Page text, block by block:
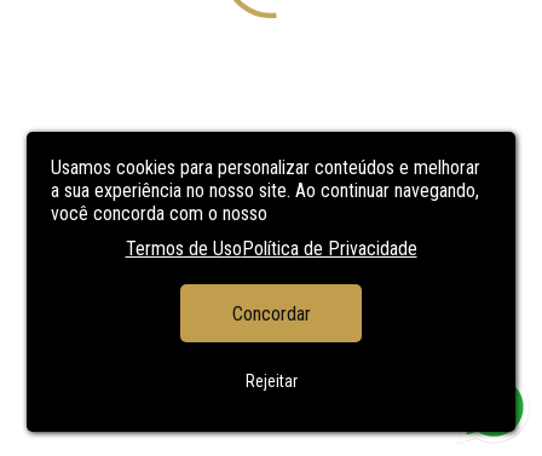
Usamos cookies para personalizar conteúdos e melhorar
a sua experiência no nosso site. Ao continuar navegando,
você concorda com o nosso
Termos de UsoPolítica de Privacidade
Concordar
Rejeitar